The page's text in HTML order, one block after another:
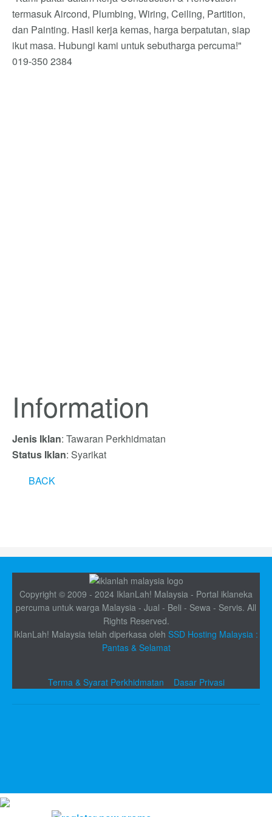
termasuk Aircond, Plumbing, Wiring, Ceiling, Partition,
dan Painting. Hasil kerja kemas, harga berpatutan, siap
ikut masa. Hubungi kami untuk sebutharga percuma!"
019-350 2384
Information
Jenis Iklan: Tawaran Perkhidmatan
Status Iklan: Syarikat
BACK
Copyright © 2009 - 2024 IklanLah! Malaysia - Portal iklaneka
percuma untuk warga Malaysia - Jual - Beli - Sewa - Servis. All
Rights Reserved.
IklanLah! Malaysia telah diperkasa oleh SSD Hosting Malaysia :
Pantas & Selamat
Terma & Syarat Perkhidmatan Dasar Privasi